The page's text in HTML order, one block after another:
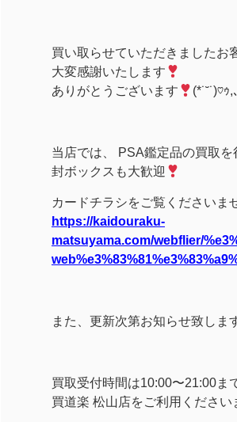
買い取らせていただきましたお
大変感謝いたします
ありがとうございます
(*˙˘˙)♡ｩ,､
当店では、 PSA鑑定品の買取を
封ボックスも大歓迎
カードチラシをご覧くださいま
https://kaidouraku-
matsuyama.com/webflier/
また、更新次第お知らせ致しま
買取受付時間は10:00〜21:00ま
買道楽 松山店をご利用ください